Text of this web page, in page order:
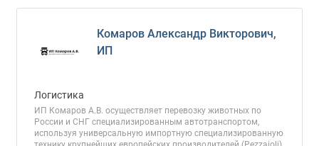
Комаров Александр Викторович,
ИП
Логистика
ИП Комаров А.В. осуществляет перевозку животных по
России и СНГ специализированным автотранспортом,
используя универсальную импортную специализированную